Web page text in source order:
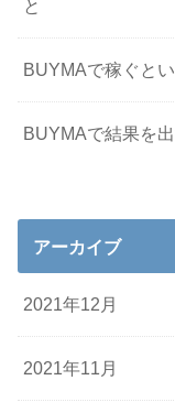
と
BUYMAで稼ぐと
BUYMAで結果を
アーカイブ
2021年12月
2021年11月